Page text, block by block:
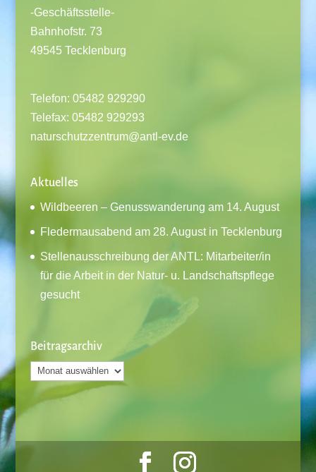
-Geschäftsstelle-
Bahnhofstr. 73
49545 Tecklenburg
Telefon: 05482 929290
Telefax: 05482 929293
naturschutzzentrum@antl-ev.de
Aktuelles
Wildbeeren – Genusswanderung am 14. August
Fledermausabend am 28. August in Tecklenburg
Stellenausschreibung der ANTL: Mitarbeiter/in
für die Arbeit in der Natur- u. Landschaftspflege
gesucht
Beitragsarchiv
Beitragsarchiv